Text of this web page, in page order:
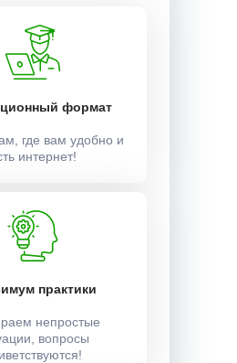
формат
где вам удобно и
интернет!
практики
непростые
вопросы